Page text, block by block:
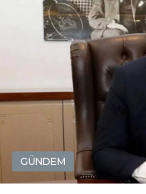
GÜNDEM